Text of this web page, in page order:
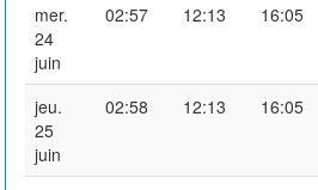
mer.
24
juin
02:57 12:13 16:05
jeu.
25
juin
02:58 12:13 16:05